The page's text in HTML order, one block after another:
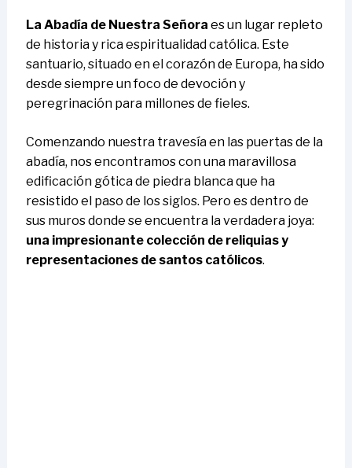
La Abadía de Nuestra Señora es un lugar repleto
de historia y rica espiritualidad católica. Este
santuario, situado en el corazón de Europa, ha sido
desde siempre un foco de devoción y
peregrinación para millones de fieles.
Comenzando nuestra travesía en las puertas de la
abadía, nos encontramos con una maravillosa
edificación gótica de piedra blanca que ha
resistido el paso de los siglos. Pero es dentro de
sus muros donde se encuentra la verdadera joya:
una impresionante colección de reliquias y
representaciones de santos católicos.